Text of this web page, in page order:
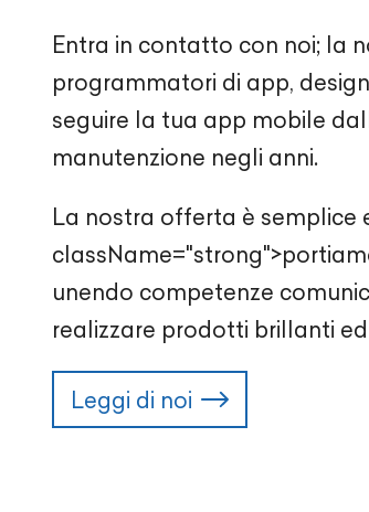
Entra in contatto con noi; la
programmatori di app,
seguire la tua app mobile
manutenzione negli anni.
La nostra offerta è semplice
unendo competenze
realizzare prodotti brillanti
Leggi di noi